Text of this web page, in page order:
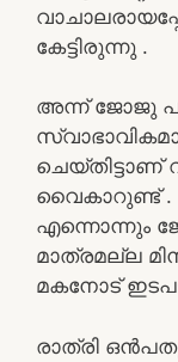
കേട്ടിരുന്നു .
അന്ന് ജോജു
വൈകാറുണ്ട്
എന്നൊന്നും
മാത്രമല്ല
മകനോട്
രാത്രി